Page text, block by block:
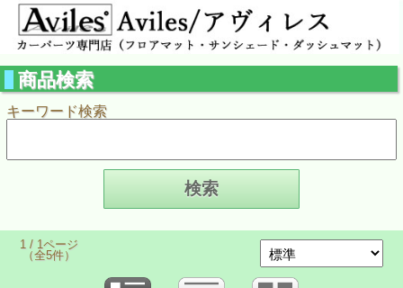
商品検索
キーワード検索
1 / 1ページ
（全5件）